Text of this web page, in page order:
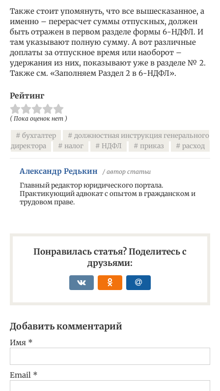
Также стоит упомянуть, что все вышесказанное, а
именно – перерасчет суммы отпускных, должен
быть отражен в первом разделе формы 6-НДФЛ. И
там указывают полную сумму. А вот различные
доплаты за отпускное время или наоборот –
удержания из них, показывают уже в разделе № 2.
Также см. «Заполняем Раздел 2 в 6-НДФЛ».
Рейтинг
( Пока оценок нет )
бухгалтер
должностная инструкция генерального
директора
налог НДФЛ приказ расход
Александр Редькин / автор статьи
Главный редактор юридического портала.
Практикующий адвокат с опытом в гражданском и
трудовом праве.
Понравилась статья? Поделитесь с
друзьями:
Добавить комментарий
Имя *
Email *